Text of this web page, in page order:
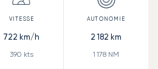
722 km/h
390 kts
2 182 km
1 178 NM